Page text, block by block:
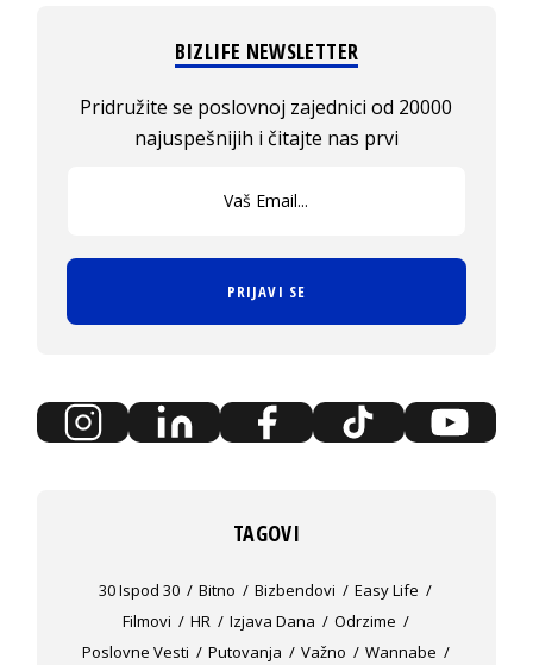
BIZLIFE NEWSLETTER
Pridružite se poslovnoj zajednici od 20000
najuspešnijih i čitajte nas prvi
PRIJAVI SE
TAGOVI
30 Ispod 30 Bitno Bizbendovi
Easy Life
Filmovi
HR Izjava Dana
Odrzime
Poslovne Vesti
Putovanja Važno
Wannabe